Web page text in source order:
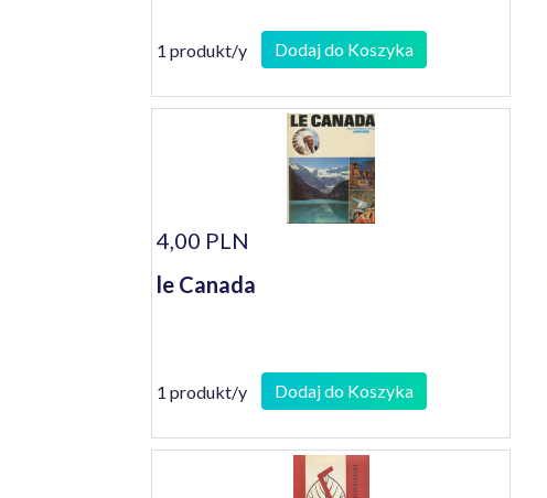
1 produkt/y Dodaj do Koszyka
4,00 PLN
le Canada
1 produkt/y Dodaj do Koszyka